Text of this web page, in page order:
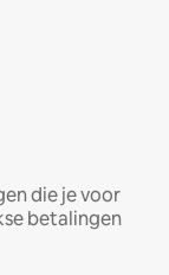
die je voor
betalingen